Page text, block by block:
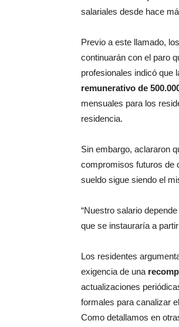
salariales desde hace
Previo a este llamado, los
continuarán con el paro
profesionales indicó que
remunerativo de
mensuales para los
residencia.
Sin embargo, aclararon
compromisos futuros de
sueldo sigue siendo el
“Nuestro salario
que se instauraría a
Los residentes
exigencia de una
actualizaciones
formales para canalizar
Como detallamos en